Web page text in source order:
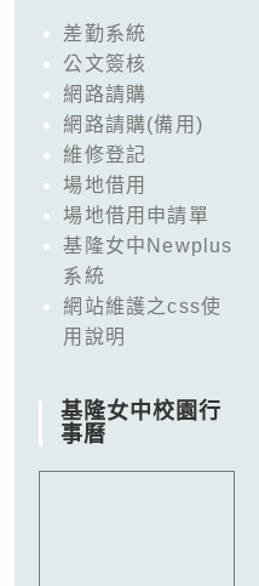
差勤系統
公文簽核
網路請購
網路請購(備用)
維修登記
場地借用
場地借用申請單
基隆女中Newplus
系統
網站維護之css使
用說明
基隆女中校園行
事曆